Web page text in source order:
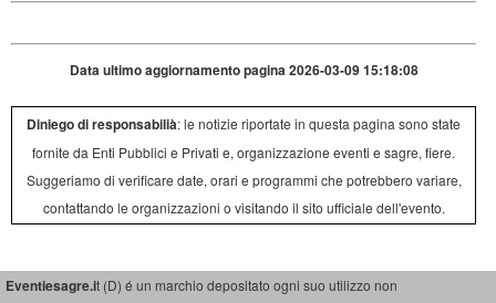
Data ultimo aggiornamento pagina 2026-03-09 15:18:08
Diniego di responsabilià: le notizie riportate in questa pagina sono state
fornite da Enti Pubblici e Privati e, organizzazione eventi e sagre, fiere.
Suggeriamo di verificare date, orari e programmi che potrebbero variare,
contattando le organizzazioni o visitando il sito ufficiale dell'evento.
Eventiesagre.it (D) é un marchio depositato ogni suo utilizzo non